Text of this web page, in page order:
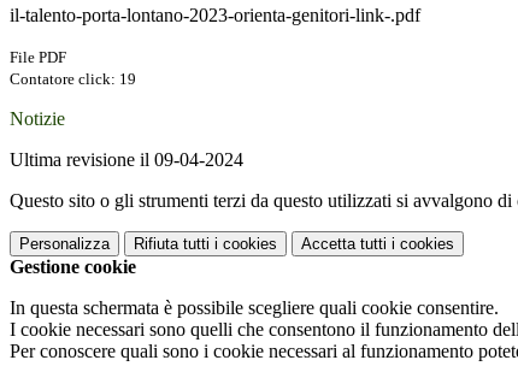
il-talento-porta-lontano-2023-orienta-genitori-link-.pdf
File PDF
Contatore click: 19
Notizie
Ultima revisione il 09-04-2024
Questo sito o gli strumenti terzi da questo utilizzati si avvalgono
Personalizza Rifiuta tutti i cookies Accetta tutti i cookies
Gestione cookie
In questa schermata è possibile scegliere quali cookie consentire.
I cookie necessari sono quelli che consentono il funzionamento
Per conoscere quali sono i cookie necessari al funzionamento